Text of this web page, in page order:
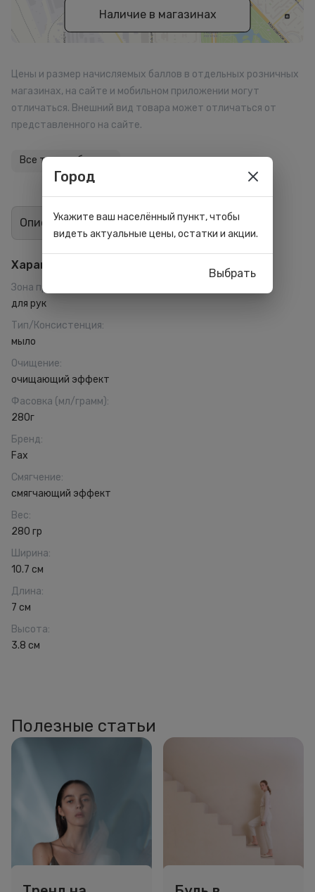
Наличие в магазинах
Цены и размер начисляемых баллов в отдельных розничных
магазинах, на сайте и мобильном приложении могут
отличаться. Внешний вид товара может отличаться от
представленного на сайте.
Все товары бренда
Описание Отзывы 1
Характеристики
Зона применения
для рук
Тип/Консистенция:
мыло
Очищение:
очищающий эффект
Фасовка (мл/грамм):
280г
Бренд:
Fax
Смягчение:
смягчающий эффект
Вес:
280 гр
Ширина:
10.7 см
Длина:
7 см
Высота:
3.8 см
Полезные статьи
Город
Укажите ваш населённый пункт, чтобы
видеть актуальные цены, остатки и акции.
Выбрать